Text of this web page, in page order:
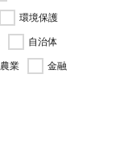
環境保護
自治体
農業 金融